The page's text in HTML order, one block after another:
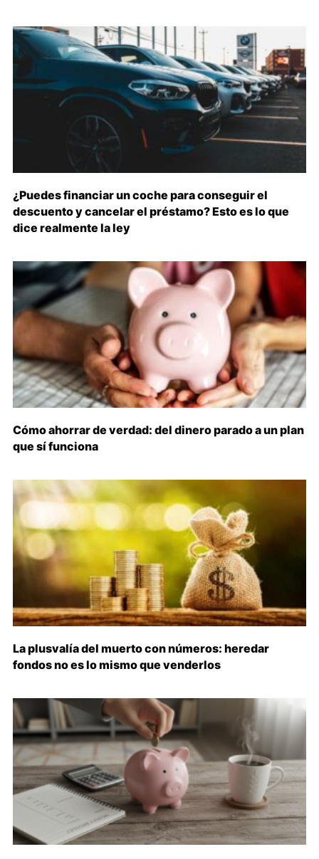
¿Puedes financiar un coche para conseguir el
descuento y cancelar el préstamo? Esto es lo que
dice realmente la ley
Cómo ahorrar de verdad: del dinero parado a un plan
que sí funciona
La plusvalía del muerto con números: heredar
fondos no es lo mismo que venderlos